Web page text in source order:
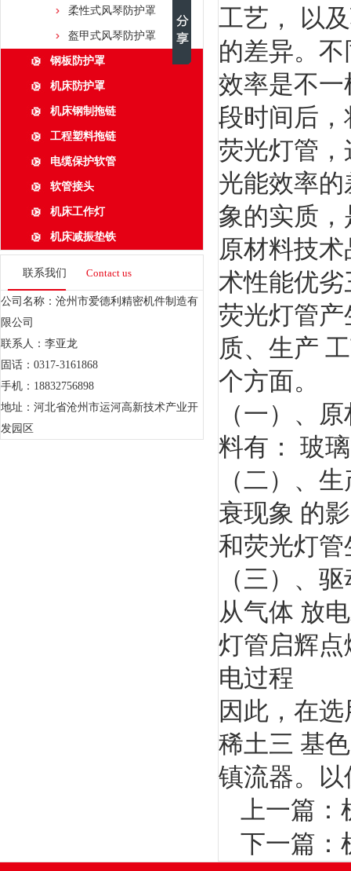
柔性式风琴防护罩
盔甲式风琴防护罩
钢板防护罩
机床防护罩
机床钢制拖链
工程塑料拖链
电缆保护软管
软管接头
机床工作灯
机床减振垫铁
联系我们 Contact us
公司名称：沧州市爱德利精密机件制造有
限公司
联系人：李亚龙
固话：0317-3161868
手机：18832756898
地址：河北省沧州市运河高新技术产业开
发园区
工艺， 以
的差异。
效率是不
段时间后
荧光灯管
光能效率
象的实质
原材料技
术性能优
荧光灯管
质、生产
个方面。
（一）、
料有： 玻
（二）、
衰现象 的
和荧光灯
（三）、
从气体 放
灯管启辉
电过程
因此，在
稀土三 基
镇流器。
上一篇：
下一篇：